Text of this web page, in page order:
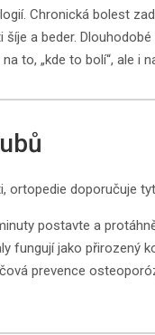
Chronická bolest
a beder.
to, „kde to bolí“, ale i
ortopedie doporučuje
postavte a
fungují jako přirozený
prevence